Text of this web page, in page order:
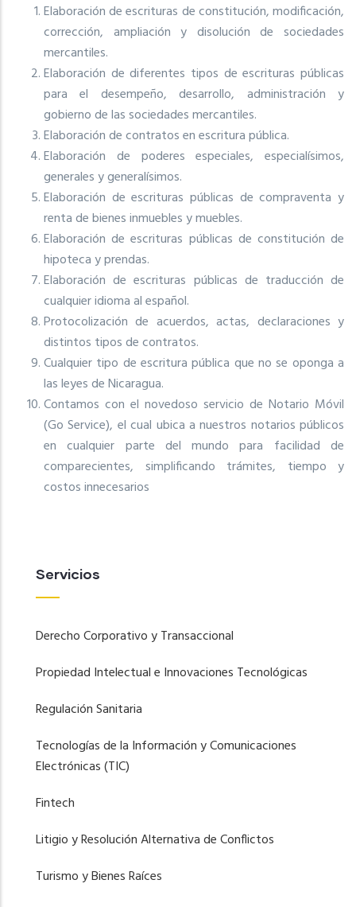
Elaboración de escrituras de constitución, modificación,
corrección, ampliación y disolución de sociedades
mercantiles.
Elaboración de diferentes tipos de escrituras públicas
para el desempeño, desarrollo, administración y
gobierno de las sociedades mercantiles.
Elaboración de contratos en escritura pública.
Elaboración de poderes especiales, especialísimos,
generales y generalísimos.
Elaboración de escrituras públicas de compraventa y
renta de bienes inmuebles y muebles.
Elaboración de escrituras públicas de constitución de
hipoteca y prendas.
Elaboración de escrituras públicas de traducción de
cualquier idioma al español.
Protocolización de acuerdos, actas, declaraciones y
distintos tipos de contratos.
Cualquier tipo de escritura pública que no se oponga a
las leyes de Nicaragua.
Contamos con el novedoso servicio de Notario Móvil
(Go Service), el cual ubica a nuestros notarios públicos
en cualquier parte del mundo para facilidad de
comparecientes, simplificando trámites, tiempo y
costos innecesarios
Servicios
Derecho Corporativo y Transaccional
Propiedad Intelectual e Innovaciones Tecnológicas
Regulación Sanitaria
Tecnologías de la Información y Comunicaciones
Electrónicas (TIC)
Fintech
Litigio y Resolución Alternativa de Conflictos
Turismo y Bienes Raíces